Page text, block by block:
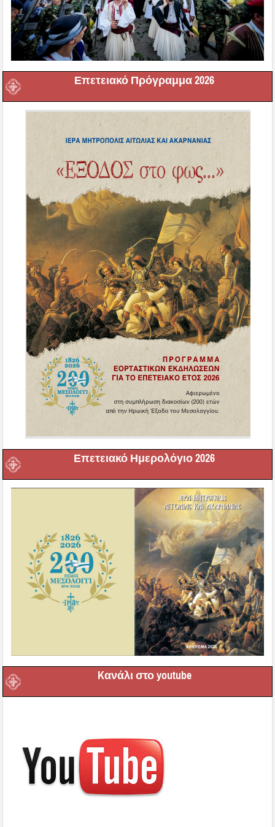
Επετειακό Πρόγραμμα 2026
Επετειακό Ημερολόγιο 2026
Kανάλι στο youtube